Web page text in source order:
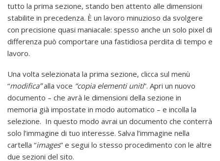
tutto la prima sezione, stando ben attento alle dimensioni
stabilite in precedenza. È un lavoro minuzioso da svolgere
con precisione quasi maniacale: spesso anche un solo pixel di
differenza può comportare una fastidiosa perdita di tempo e
lavoro.
Una volta selezionata la prima sezione, clicca sul menù
“modifica”alla voce “copia elementi uniti”. Apri un nuovo
documento – che avrà le dimensioni della sezione in
memoria già impostate in modo automatico – e incolla la
selezione. In questo modo avrai un documento che conterrà
solo l’immagine di tuo interesse. Salva l’immagine nella
cartella “images” e segui lo stesso procedimento con le altre
due sezioni del sito.